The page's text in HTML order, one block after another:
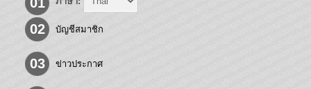
02 บัญชีสมาชิก
03 ข่าวประกาศ